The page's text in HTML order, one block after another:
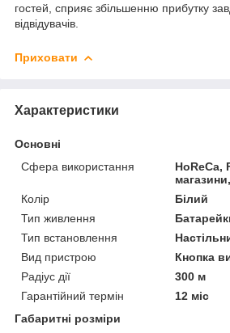
гостей, сприяє збільшенню прибутку
відвідувачів.
Приховати
Характеристики
Основні
Сфера використання
HoReCa,
Колір
Білий
Тип живлення
Тип встановлення
Вид пристрою
Кнопка
Радіус дії
300 м
Гарантійний термін
12 міс
Габаритні розміри